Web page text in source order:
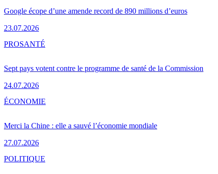
Google écope d’une amende record de 890 millions d’euros
23.07.2026
Sept pays votent contre le programme de santé de la Commission
24.07.2026
PROSANTÉ
Merci la Chine : elle a sauvé l’économie mondiale
27.07.2026
ÉCONOMIE
POLITIQUE